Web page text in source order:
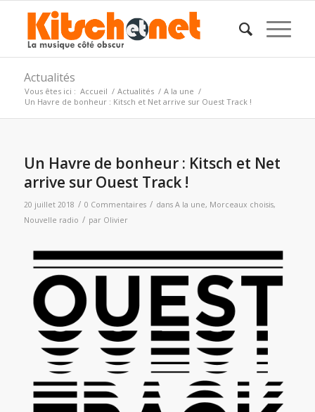
Actualités
Vous êtes ici : Accueil / Actualités / A la une /
Un Havre de bonheur : Kitsch et Net arrive sur Ouest Track !
Un Havre de bonheur : Kitsch et Net
arrive sur Ouest Track !
20 juillet 2018 / 0 Commentaires / dans A la une, Morceaux choisis,
Nouvelle radio / par Olivier